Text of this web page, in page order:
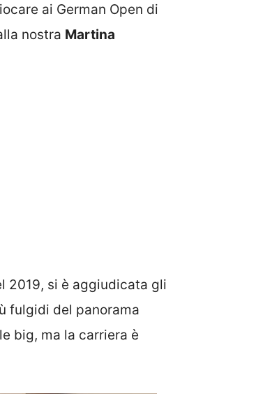
ai German Open di
nostra Martina
2019, si è aggiudicata gli
fulgidi del panorama
big, ma la carriera è